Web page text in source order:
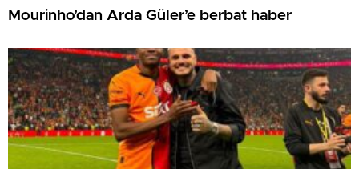
Mourinho’dan Arda Güler’e berbat haber